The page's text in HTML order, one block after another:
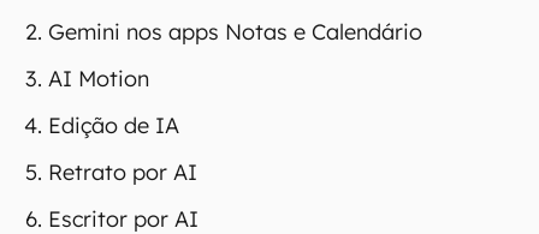
Gemini nos apps Notas e Calendário
AI Motion
Edição de IA
Retrato por AI
Escritor por AI